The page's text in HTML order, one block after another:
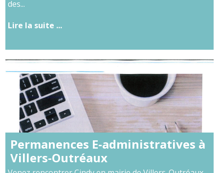
des...
Lire la suite ...
Permanences E-administratives à
Villers-Outréaux